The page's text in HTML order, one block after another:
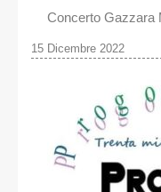
Concerto Gazzara
15 Dicembre 2022